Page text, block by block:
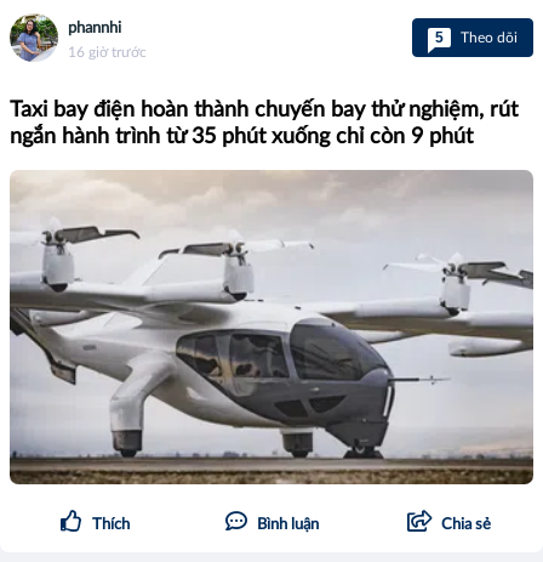
phannhi
16 giờ trước
5 Theo dõi
Taxi bay điện hoàn thành chuyến bay thử nghiệm, rút
ngắn hành trình từ 35 phút xuống chỉ còn 9 phút
Thích Bình luận Chia sẻ